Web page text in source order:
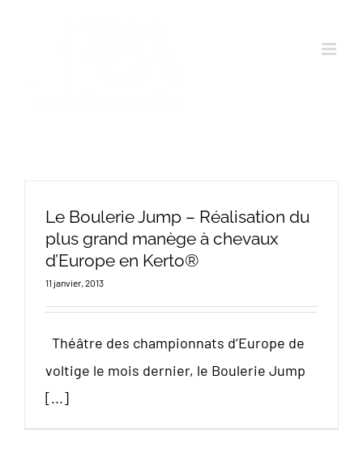
Le Boulerie Jump – Réalisation du
plus grand manège à chevaux
d’Europe en Kerto®
11 janvier, 2013
Théâtre des championnats d’Europe de
voltige le mois dernier, le Boulerie Jump
[...]